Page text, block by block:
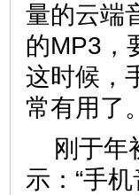
量的云端
的MP3，
这时候，
常有用了。
刚于年
示：“手